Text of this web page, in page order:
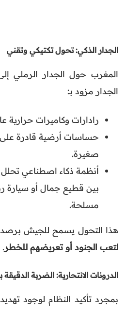
الجدار الذكي: تحول تكتيكي وتقني
المغرب حول الجدار الرملي
الجدار مزود بـ:
رادارات وكاميرات حرارية
حساسات أرضية قادرة
صغيرة.
أنظمة ذكاء اصطناعي تحلل
بين قطيع جمال أو سيارة
مسلحة.
هذا التحول يسمح للجيش برصد
لتعب الجنود أو تعريضهم للخطر.
الدرونات الانتحارية: الضربة
بمجرد تأكيد النظام لوجود